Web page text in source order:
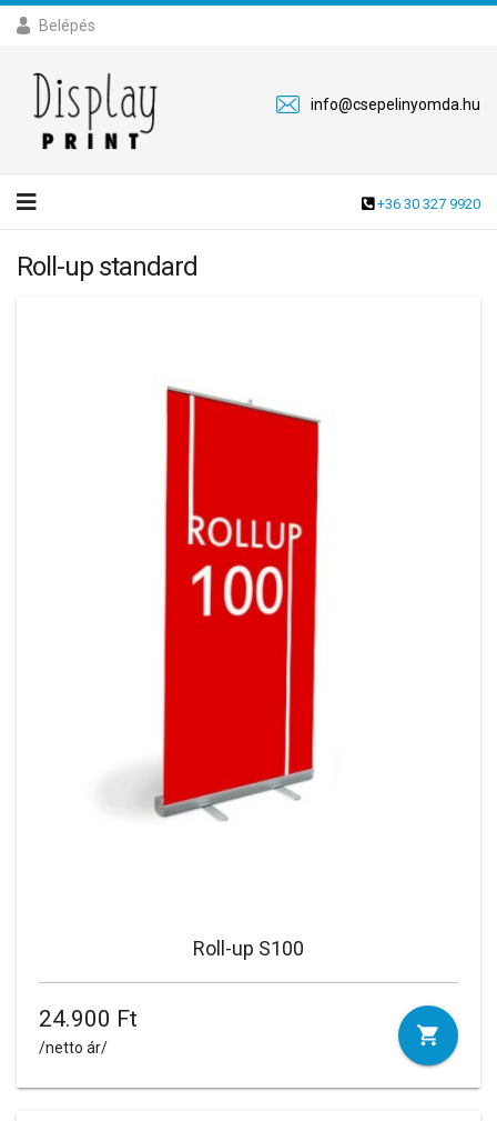
Belépés
info@csepelinyomda.hu
+36 30 327 9920
Roll-up standard
Roll-up S100
24.900 Ft
/netto ár/